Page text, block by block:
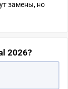
замены, но
2026?